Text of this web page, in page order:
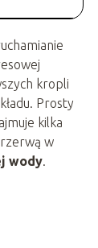
kropli
Prosty
kilka
w
wody.